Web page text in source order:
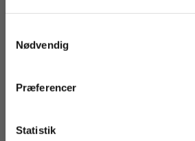
Nødvendig
Præferencer
Statistik
Fra